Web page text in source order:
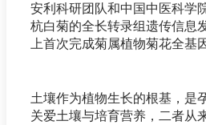
安利科研团队和中国中医科学
杭白菊的全长转录组遗传信息
上首次完成菊属植物菊花全基
土壤作为植物生长的根基，是
关爱土壤与培育营养，二者从